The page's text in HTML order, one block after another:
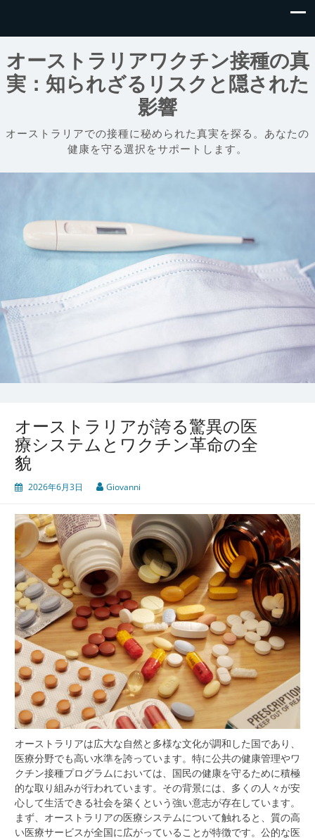
オーストラリアワクチン接種の真
実：知られざるリスクと隠された
影響
オーストラリアでの接種に秘められた真実を探る。あなたの
健康を守る選択をサポートします。
オーストラリアが誇る驚異の医
療システムとワクチン革命の全
貌
2026年6月3日 Giovanni
オーストラリアは広大な自然と多様な文化が調和した国であり、
医療分野でも高い水準を誇っています。 特に公共の健康管理やワ
クチン接種プログラムにおいては、国民の健康を守るために積極
的な取り組みが行われています。その背景には、多くの人々が安
心して生活できる社会を築くという強い意志が存在しています。
まず、オーストラリアの医療システムについて触れると、質の高
い医療サービスが全国に広がっていることが特徴です。公的な医